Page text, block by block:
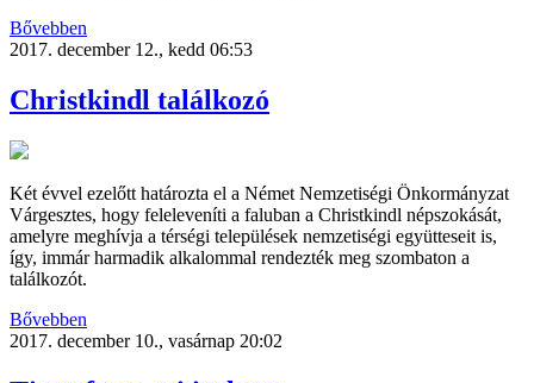
Bővebben
2017. december 12., kedd 06:53
Christkindl találkozó
Két évvel ezelőtt határozta el a Német Nemzetiségi Önkormányzat
Várgesztes, hogy feleleveníti a faluban a Christkindl népszokását,
amelyre meghívja a térségi települések nemzetiségi együtteseit is,
így, immár harmadik alkalommal rendezték meg szombaton a
találkozót.
Bővebben
2017. december 10., vasárnap 20:02